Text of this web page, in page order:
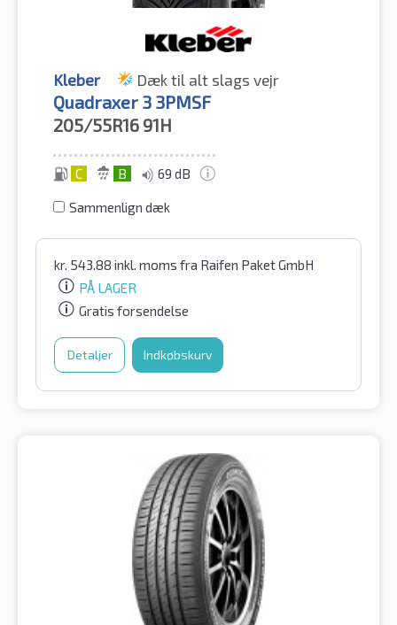
Kleber Dæk til alt slags vejr
Quadraxer 3 3PMSF
205/55R16 91H
C B 69 dB
Sammenlign dæk
kr. 543.88 inkl. moms fra Raifen Paket GmbH
PÅ LAGER
Gratis forsendelse
Detaljer Indkøbskurv